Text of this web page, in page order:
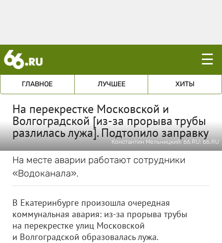
☰
ГЛАВНОЕ ЛУЧШЕЕ ХИТЫ
На перекрестке Московской и
Волгоградской [из-за прорыва трубы
разлилась лужа]. Подтопило заправку
Константин Мельницкий; 66.RU; 66.RU
На месте аварии работают сотрудники
«Водоканала».
В Екатеринбурге произошла очередная
коммунальная авария: из-за прорыва трубы
на перекрестке улиц Московской
и Волгоградской образовалась лужа.